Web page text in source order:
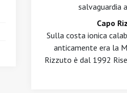
salvaguardia
Capo
Sulla costa ionica
anticamente era la
Rizzuto è dal 1992